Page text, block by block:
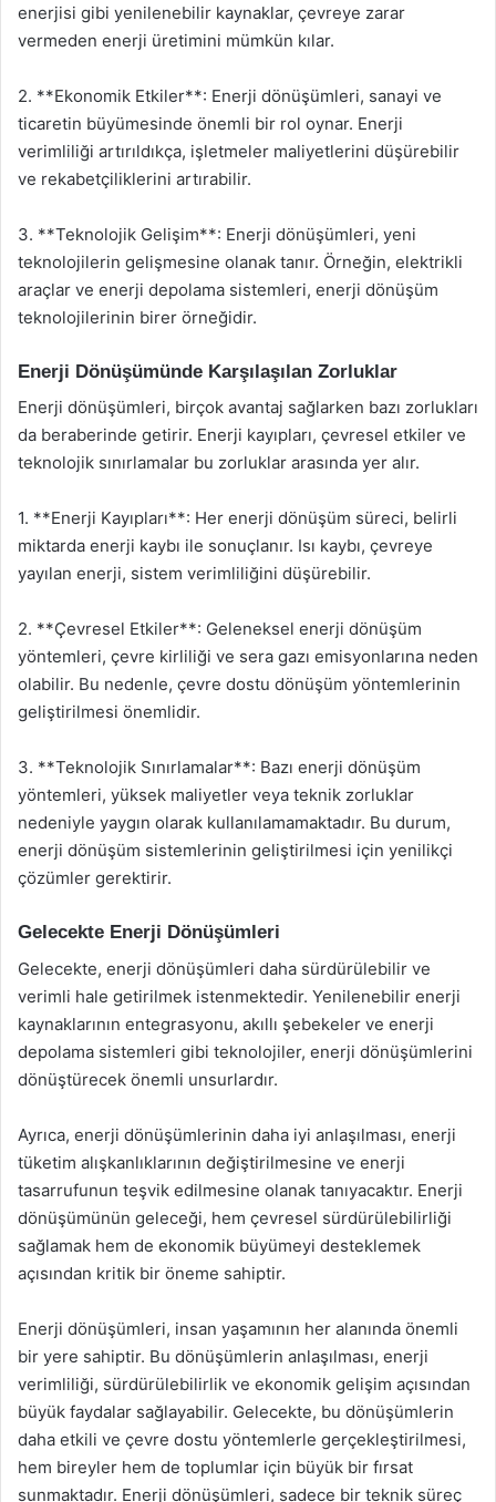
enerjisi gibi yenilenebilir kaynaklar, çevreye zarar
vermeden enerji üretimini mümkün kılar.
2. **Ekonomik Etkiler**: Enerji dönüşümleri, sanayi ve
ticaretin büyümesinde önemli bir rol oynar. Enerji
verimliliği artırıldıkça, işletmeler maliyetlerini düşürebilir
ve rekabetçiliklerini artırabilir.
3. **Teknolojik Gelişim**: Enerji dönüşümleri, yeni
teknolojilerin gelişmesine olanak tanır. Örneğin, elektrikli
araçlar ve enerji depolama sistemleri, enerji dönüşüm
teknolojilerinin birer örneğidir.
Enerji Dönüşümünde Karşılaşılan Zorluklar
Enerji dönüşümleri, birçok avantaj sağlarken bazı zorlukları
da beraberinde getirir. Enerji kayıpları, çevresel etkiler ve
teknolojik sınırlamalar bu zorluklar arasında yer alır.
1. **Enerji Kayıpları**: Her enerji dönüşüm süreci, belirli
miktarda enerji kaybı ile sonuçlanır. Isı kaybı, çevreye
yayılan enerji, sistem verimliliğini düşürebilir.
2. **Çevresel Etkiler**: Geleneksel enerji dönüşüm
yöntemleri, çevre kirliliği ve sera gazı emisyonlarına neden
olabilir. Bu nedenle, çevre dostu dönüşüm yöntemlerinin
geliştirilmesi önemlidir.
3. **Teknolojik Sınırlamalar**: Bazı enerji dönüşüm
yöntemleri, yüksek maliyetler veya teknik zorluklar
nedeniyle yaygın olarak kullanılamamaktadır. Bu durum,
enerji dönüşüm sistemlerinin geliştirilmesi için yenilikçi
çözümler gerektirir.
Gelecekte Enerji Dönüşümleri
Gelecekte, enerji dönüşümleri daha sürdürülebilir ve
verimli hale getirilmek istenmektedir. Yenilenebilir enerji
kaynaklarının entegrasyonu, akıllı şebekeler ve enerji
depolama sistemleri gibi teknolojiler, enerji dönüşümlerini
dönüştürecek önemli unsurlardır.
Ayrıca, enerji dönüşümlerinin daha iyi anlaşılması, enerji
tüketim alışkanlıklarının değiştirilmesine ve enerji
tasarrufunun teşvik edilmesine olanak tanıyacaktır. Enerji
dönüşümünün geleceği, hem çevresel sürdürülebilirliği
sağlamak hem de ekonomik büyümeyi desteklemek
açısından kritik bir öneme sahiptir.
Enerji dönüşümleri, insan yaşamının her alanında önemli
bir yere sahiptir. Bu dönüşümlerin anlaşılması, enerji
verimliliği, sürdürülebilirlik ve ekonomik gelişim açısından
büyük faydalar sağlayabilir. Gelecekte, bu dönüşümlerin
daha etkili ve çevre dostu yöntemlerle gerçekleştirilmesi,
hem bireyler hem de toplumlar için büyük bir fırsat
sunmaktadır. Enerji dönüşümleri, sadece bir teknik süreç